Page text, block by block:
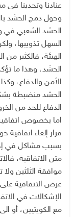
عنادنا وتحدينا في
وحول دمج الحشد
الحشد الشعبي في
السهل تذويبها،
الهيئة، فالكثير
الحشد، وهذا ما
الأمن والدفاع،
الحشد منضبطة
الدفاع للحد من
اما بخصوص
قرار إلغاء اتفاقية
بسبب مشاكل في
متن الاتفاقية،
موافقة الثلثين
عرض الاتفاقية
الإشكالات في
مع الكويتيين، أو